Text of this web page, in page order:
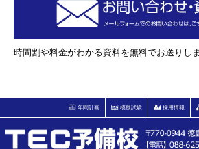
時間割や料金がわかる資料を無料でお送りしま
年間計画 模擬試験 採用情報